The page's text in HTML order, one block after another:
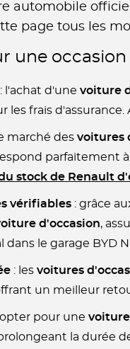
automobile
page tous les
une occasion
: l'achat d'une voiture
les frais
marché des voitures
parfaitement
stock de Renault
vérifiables : grâce
d'occasion,
le garage BYD
: les voitures
un meilleur
opter pour une
la durée